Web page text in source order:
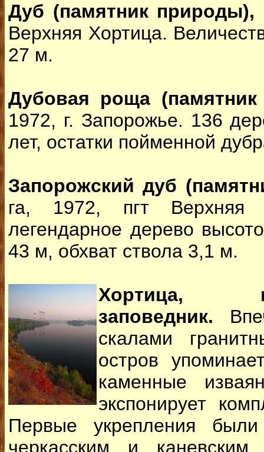
Дуб (памятник природы),
Верхняя Хортица.
27 м.
Дубовая роща
1972, г. Запорожье. 136
лет, остатки пойменной
Запорожский дуб
га, 1972, пгт Верхняя
легендарное дерево
43 м, обхват ствола 3,1 м.
Хортица,
заповедник.
скалами
остров
каменные
экспонирует
Первые укрепления
черкасским и